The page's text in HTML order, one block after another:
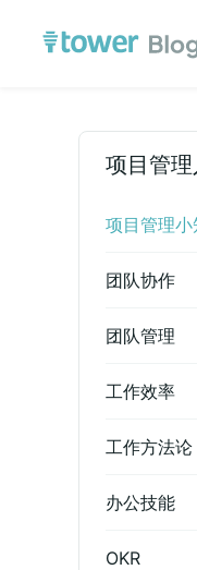
项目管
项目管理小
团队协作
团队管理
工作效率
工作方法论
办公技能
OKR